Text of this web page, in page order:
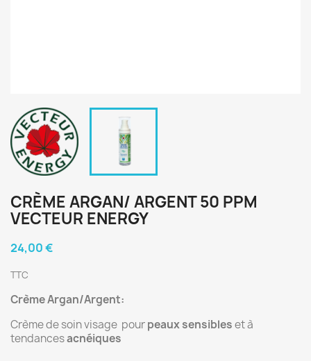
CRÈME ARGAN/ ARGENT 50 PPM
VECTEUR ENERGY
24,00 €
TTC
Crème Argan/Argent:
Crème de soin visage pourpeaux sensibleset à
tendancesacnéiques